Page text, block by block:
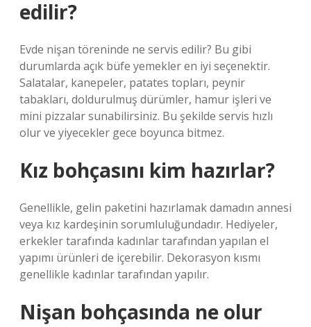
edilir?
Evde nişan töreninde ne servis edilir? Bu gibi
durumlarda açık büfe yemekler en iyi seçenektir.
Salatalar, kanepeler, patates topları, peynir
tabakları, doldurulmuş dürümler, hamur işleri ve
mini pizzalar sunabilirsiniz. Bu şekilde servis hızlı
olur ve yiyecekler gece boyunca bitmez.
Kız bohçasını kim hazırlar?
Genellikle, gelin paketini hazırlamak damadın annesi
veya kız kardeşinin sorumluluğundadır. Hediyeler,
erkekler tarafında kadınlar tarafından yapılan el
yapımı ürünleri de içerebilir. Dekorasyon kısmı
genellikle kadınlar tarafından yapılır.
Nişan bohçasında ne olur